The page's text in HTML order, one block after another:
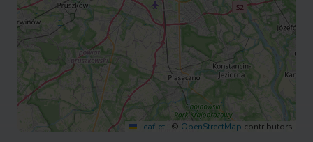
Leaflet | © OpenStreetMap contributors